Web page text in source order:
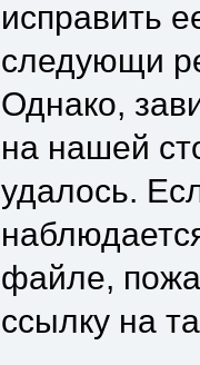
исправить
следующи
Однако,
на нашей
удалось.
файле,
ссылку на